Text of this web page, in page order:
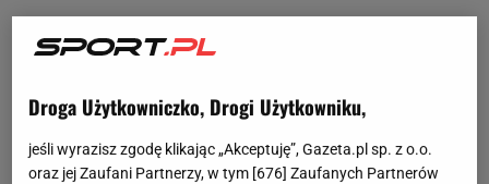
Droga Użytkowniczko, Drogi Użytkowniku,
jeśli wyrazisz zgodę klikając „Akceptuję”, Gazeta.pl sp. z o.o.
oraz jej Zaufani Partnerzy, w tym [676] Zaufanych Partnerów